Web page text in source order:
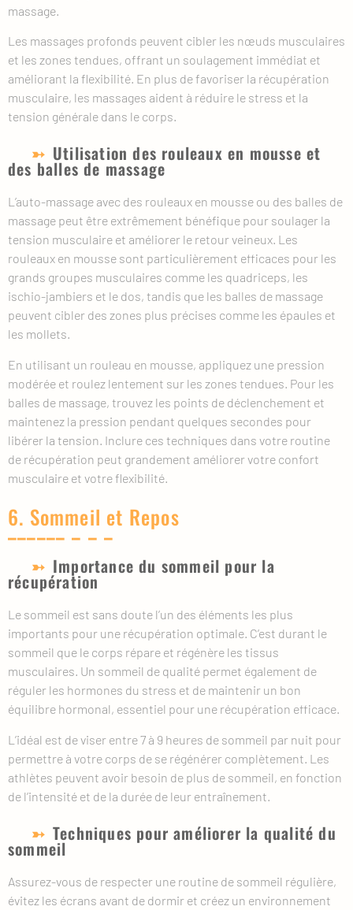
massage.
Les massages profonds peuvent cibler les nœuds musculaires
et les zones tendues, offrant un soulagement immédiat et
améliorant la flexibilité. En plus de favoriser la récupération
musculaire, les massages aident à réduire le stress et la
tension générale dans le corps.
Utilisation des rouleaux en mousse et
des balles de massage
L’auto-massage avec des rouleaux en mousse ou des balles de
massage peut être extrêmement bénéfique pour soulager la
tension musculaire et améliorer le retour veineux. Les
rouleaux en mousse sont particulièrement efficaces pour les
grands groupes musculaires comme les quadriceps, les
ischio-jambiers et le dos, tandis que les balles de massage
peuvent cibler des zones plus précises comme les épaules et
les mollets.
En utilisant un rouleau en mousse, appliquez une pression
modérée et roulez lentement sur les zones tendues. Pour les
balles de massage, trouvez les points de déclenchement et
maintenez la pression pendant quelques secondes pour
libérer la tension. Inclure ces techniques dans votre routine
de récupération peut grandement améliorer votre confort
musculaire et votre flexibilité.
6. Sommeil et Repos
Importance du sommeil pour la
récupération
Le sommeil est sans doute l’un des éléments les plus
importants pour une récupération optimale. C’est durant le
sommeil que le corps répare et régénère les tissus
musculaires. Un sommeil de qualité permet également de
réguler les hormones du stress et de maintenir un bon
équilibre hormonal, essentiel pour une récupération efficace.
L’idéal est de viser entre 7 à 9 heures de sommeil par nuit pour
permettre à votre corps de se régénérer complètement. Les
athlètes peuvent avoir besoin de plus de sommeil, en fonction
de l’intensité et de la durée de leur entraînement.
Techniques pour améliorer la qualité du
sommeil
Assurez-vous de respecter une routine de sommeil régulière,
évitez les écrans avant de dormir et créez un environnement